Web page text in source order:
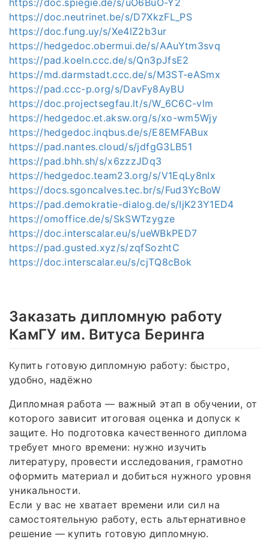
https://doc.neutrinet.be/s/D7XkzFL_PS
https://doc.fung.uy/s/Xe4lZ2b3ur
https://hedgedoc.obermui.de/s/AAuYtm3svq
https://pad.koeln.ccc.de/s/Qn3pJfsE2
https://md.darmstadt.ccc.de/s/M3ST-eASmx
https://pad.ccc-p.org/s/DavFy8AyBU
https://doc.projectsegfau.lt/s/W_6C6C-vlm
https://hedgedoc.et.aksw.org/s/xo-wm5Wjy
https://hedgedoc.inqbus.de/s/E8EMFABux
https://pad.nantes.cloud/s/jdfgG3LB51
https://pad.bhh.sh/s/x6zzzJDq3
https://hedgedoc.team23.org/s/V1EqLy8nIx
https://docs.sgoncalves.tec.br/s/Fud3YcBoW
https://pad.demokratie-dialog.de/s/IjK23Y1ED4
https://omoffice.de/s/SkSWTzygze
https://doc.interscalar.eu/s/ueWBkPED7
https://pad.gusted.xyz/s/zqfSozhtC
https://doc.interscalar.eu/s/cjTQ8cBok
Заказать дипломную работу
КамГУ им. Витуса Беринга
Купить готовую дипломную работу: быстро,
удобно, надёжно
Дипломная работа — важный этап в обучении, от
которого зависит итоговая оценка и допуск к
защите. Но подготовка качественного диплома
требует много времени: нужно изучить
литературу, провести исследования, грамотно
оформить материал и добиться нужного уровня
уникальности.
Если у вас не хватает времени или сил на
самостоятельную работу, есть альтернативное
решение — купить готовую дипломную.